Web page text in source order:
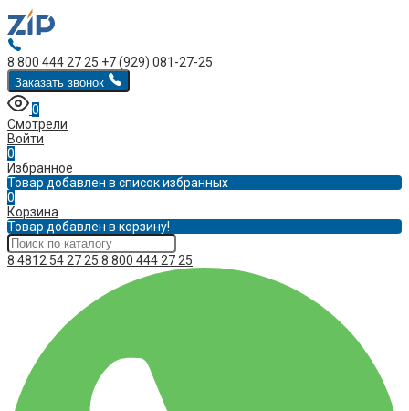
8 800 444 27 25 +7 (929) 081-27-25
Заказать звонок
0
Смотрели
Войти
0
Избранное
Товар добавлен в список избранных
0
Корзина
Товар добавлен в корзину!
8 4812 54 27 25 8 800 444 27 25